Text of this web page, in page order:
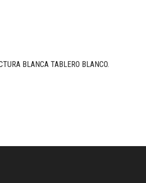
BLANCA TABLERO BLANCO.